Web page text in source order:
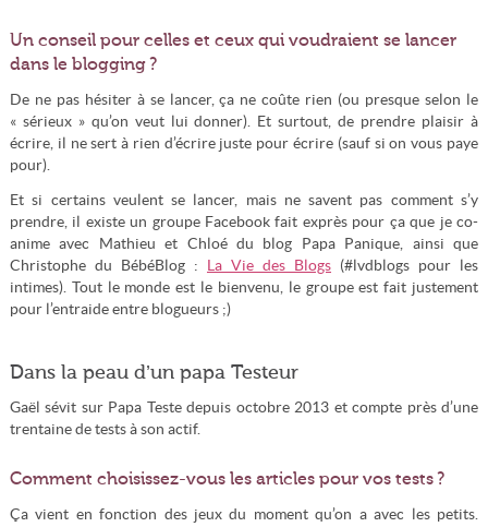
Un conseil pour celles et ceux qui voudraient se lancer
dans le blogging ?
De ne pas hésiter à se lancer, ça ne coûte rien (ou presque selon le
« sérieux » qu’on veut lui donner). Et surtout, de prendre plaisir à
écrire, il ne sert à rien d’écrire juste pour écrire (sauf si on vous paye
pour).
Et si certains veulent se lancer, mais ne savent pas comment s’y
prendre, il existe un groupe Facebook fait exprès pour ça que je co-
anime avec Mathieu et Chloé du blog Papa Panique, ainsi que
Christophe du BébéBlog :
La Vie des Blogs (#lvdblogs pour les
intimes). Tout le monde est le bienvenu, le groupe est fait justement
pour l’entraide entre blogueurs ;)
Dans la peau d’un papa Testeur
Gaël sévit sur Papa Teste depuis octobre 2013 et compte près d’une
trentaine de tests à son actif.
Comment choisissez-vous les articles pour vos tests ?
Ça vient en fonction des jeux du moment qu’on a avec les petits.